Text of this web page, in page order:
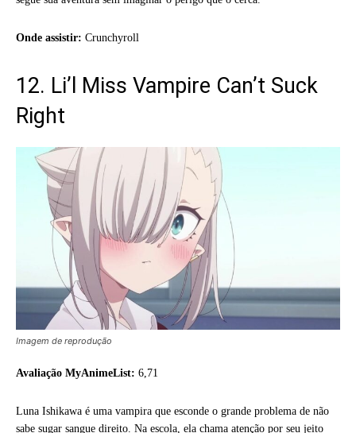
Onde assistir: Crunchyroll
12. Li’l Miss Vampire Can’t Suck
Right
Imagem de reprodução
Avaliação MyAnimeList: 6,71
Luna Ishikawa é uma vampira que esconde o grande problema de não
sabe sugar sangue direito. Na escola, ela chama atenção por seu jeito